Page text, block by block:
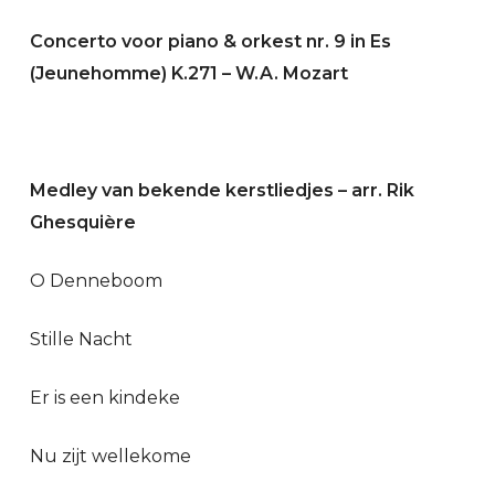
Concerto voor piano & orkest nr. 9 in Es
(Jeunehomme) K.271 – W.A. Mozart
Medley van bekende kerstliedjes – arr. Rik
Ghesquière
O Denneboom
Stille Nacht
Er is een kindeke
Nu zijt wellekome